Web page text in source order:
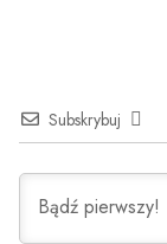
Subskrybuj